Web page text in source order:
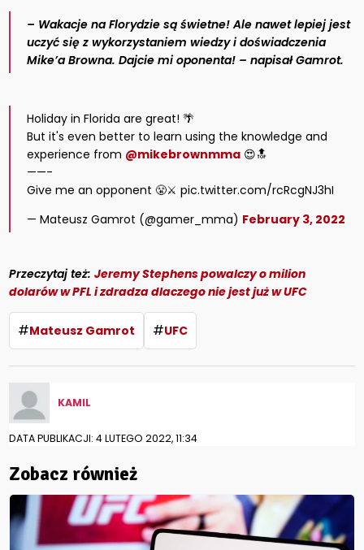
– Wakacje na Florydzie są świetne!Ale nawet lepiej jest
uczyć się z wykorzystaniem wiedzy i doświadczenia
Mike’a Browna. Dajcie mi oponenta! – napisał Gamrot.
Holiday in Florida are great! 🌴
But it's even better to learn using the knowledge and
experience from @mikebrownmma 😍🔝
——-
Give me an opponent 😤⚔️ pic.twitter.com/rcRcgNJ3hI
— Mateusz Gamrot (@gamer_mma) February 3, 2022
Przeczytaj też:Jeremy Stephens powalczy o milion
dolarów w PFL i zdradza dlaczego nie jest już w UFC
#Mateusz Gamrot #UFC
KAMIL
DATA PUBLIKACJI: 4 LUTEGO 2022, 11:34
Zobacz również